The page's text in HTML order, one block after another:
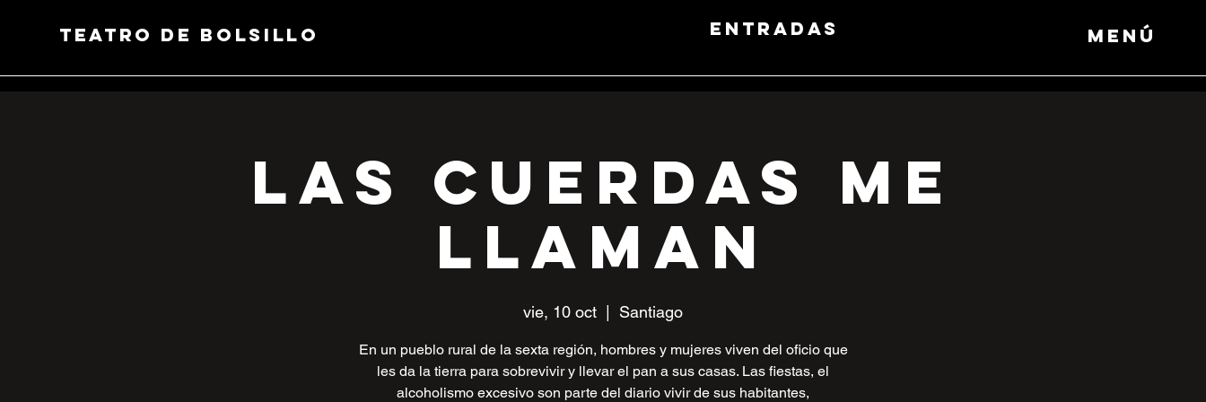
Teatro de Bolsillo Menú
entradas
Las Cuerdas Me
Llaman
vie, 10 oct Santiago
En un pueblo rural de la sexta región, hombres y mujeres viven del oficio que
les da la tierra para sobrevivir y llevar el pan a sus casas. Las fiestas, el
alcoholismo excesivo son parte del diario vivir de sus habitantes,